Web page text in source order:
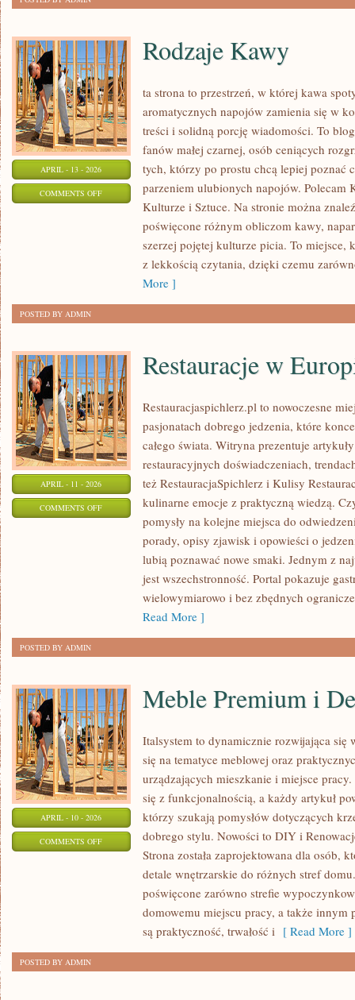
APRIL - 13 - 2026
COMMENTS OFFON
Rodzaje Kawy
ta strona to przestrzeń, w której kawa
aromatycznych napojów zamienia się w
treści i solidną porcję wiadomości. To
fanów małej czarnej, osób ceniących
tych, którzy po prostu chcą lepiej poznać
parzeniem ulubionych napojów. Polecam
Kulturze i Sztuce. Na stronie można
poświęcone różnym obliczom kawy,
szerzej pojętej kulturze picia. To miejsce,
z lekkością czytania, dzięki czemu
More ]
POSTED BY ADMIN
APRIL - 11 - 2026
COMMENTS OFFON
RESTAURACJE
Restauracje w
Restauracjaspichlerz.pl to nowoczesne
pasjonatach dobrego jedzenia, które
całego świata. Witryna prezentuje
restauracyjnych doświadczeniach,
też RestauracjaSpichlerz i Kulisy
kulinarne emocje z praktyczną wiedzą.
pomysły na kolejne miejsca do
porady, opisy zjawisk i opowieści o
lubią poznawać nowe smaki. Jednym z
jest wszechstronność. Portal pokazuje
wielowymiarowo i bez zbędnych
Read More ]
POSTED BY ADMIN
APRIL - 10 - 2026
COMMENTS OFFON
DESIGNERSKIE
Meble Premium i
Italsystem to dynamicznie rozwijająca
się na tematyce meblowej oraz
urządzających mieszkanie i miejsce
się z funkcjonalnością, a każdy artykuł
którzy szukają pomysłów dotyczących
dobrego stylu. Nowości to DIY i
Strona została zaprojektowana dla osób,
detale wnętrzarskie do różnych stref
poświęcone zarówno strefie
domowemu miejscu pracy, a także innym
są praktyczność, trwałość i [ Read More ]
POSTED BY ADMIN